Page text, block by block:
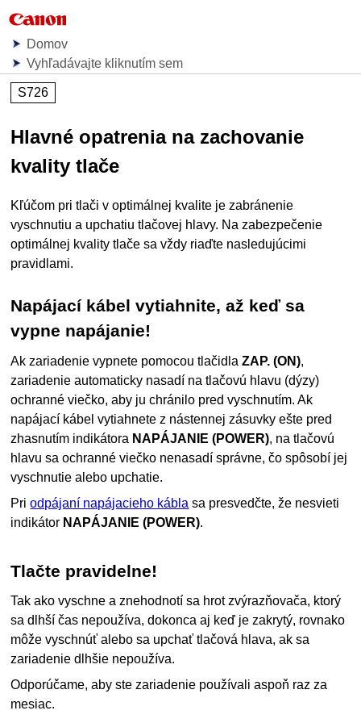
Domov
Vyhľadávajte kliknutím sem
S726
Hlavné opatrenia na zachovanie
kvality tlače
Kľúčom pri tlači v optimálnej kvalite je zabránenie
vyschnutiu a upchatiutlačovej hlavy. Na zabezpečenie
optimálnej kvality tlače sa vždy riaďte nasledujúcimi
pravidlami.
Napájací kábel vytiahnite, až keď sa
vypne napájanie!
Ak zariadenie vypnete pomocou tlačidlaZAP. (ON),
zariadenie automaticky nasadí natlačovú hlavu (dýzy)
ochranné viečko, aby ju chránilo pred vyschnutím. Ak
napájací kábel vytiahnete z nástennej zásuvky ešte pred
zhasnutím indikátora NAPÁJANIE (POWER), natlačovú
hlavu sa ochranné viečko nenasadí správne, čo spôsobí jej
vyschnutie alebo upchatie.
Priodpájaní napájacieho kábla sa presvedčte, že nesvieti
indikátor NAPÁJANIE (POWER).
Tlačte pravidelne!
Tak ako vyschne a znehodnotí sa hrot zvýrazňovača, ktorý
sa dlhší čas nepoužíva, dokonca aj keď je zakrytý, rovnako
môže vyschnúť alebo sa upchaťtlačová hlava, ak sa
zariadenie dlhšie nepoužíva.
Odporúčame, aby stezariadenie používali aspoň raz za
mesiac.